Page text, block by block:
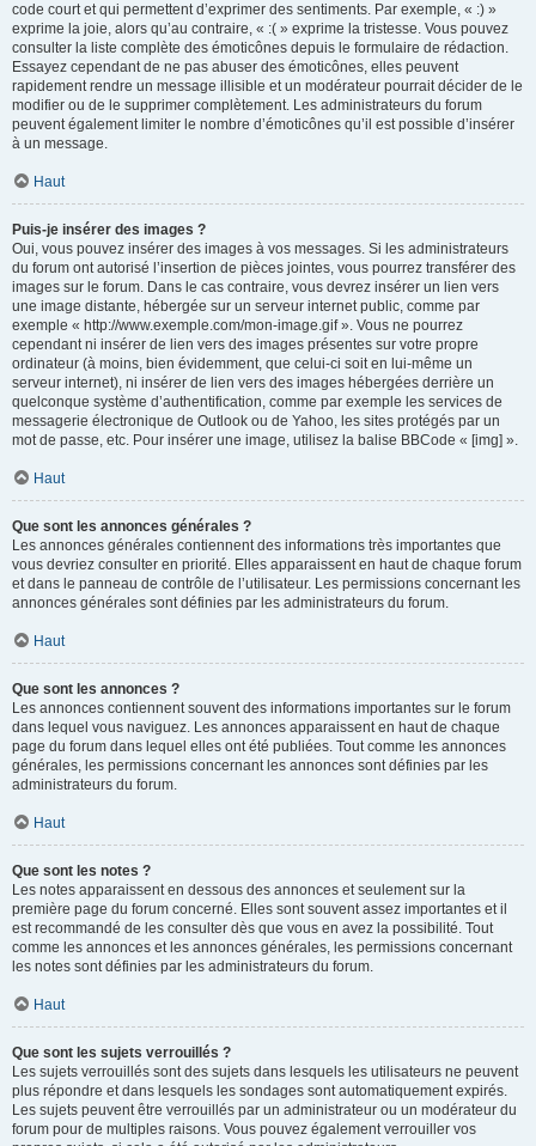
code court et qui permettent d’exprimer des sentiments. Par exemple, « :) »
exprime la joie, alors qu’au contraire, « :( » exprime la tristesse. Vous pouvez
consulter la liste complète des émoticônes depuis le formulaire de rédaction.
Essayez cependant de ne pas abuser des émoticônes, elles peuvent
rapidement rendre un message illisible et un modérateur pourrait décider de le
modifier ou de le supprimer complètement. Les administrateurs du forum
peuvent également limiter le nombre d’émoticônes qu’il est possible d’insérer
à un message.
Haut
Puis-je insérer des images ?
Oui, vous pouvez insérer des images à vos messages. Si les administrateurs
du forum ont autorisé l’insertion de pièces jointes, vous pourrez transférer des
images sur le forum. Dans le cas contraire, vous devrez insérer un lien vers
une image distante, hébergée sur un serveur internet public, comme par
exemple « http://www.exemple.com/mon-image.gif ». Vous ne pourrez
cependant ni insérer de lien vers des images présentes sur votre propre
ordinateur (à moins, bien évidemment, que celui-ci soit en lui-même un
serveur internet), ni insérer de lien vers des images hébergées derrière un
quelconque système d’authentification, comme par exemple les services de
messagerie électronique de Outlook ou de Yahoo, les sites protégés par un
mot de passe, etc. Pour insérer une image, utilisez la balise BBCode « [img] ».
Haut
Que sont les annonces générales ?
Les annonces générales contiennent des informations très importantes que
vous devriez consulter en priorité. Elles apparaissent en haut de chaque forum
et dans le panneau de contrôle de l’utilisateur. Les permissions concernant les
annonces générales sont définies par les administrateurs du forum.
Haut
Que sont les annonces ?
Les annonces contiennent souvent des informations importantes sur le forum
dans lequel vous naviguez. Les annonces apparaissent en haut de chaque
page du forum dans lequel elles ont été publiées. Tout comme les annonces
générales, les permissions concernant les annonces sont définies par les
administrateurs du forum.
Haut
Que sont les notes ?
Les notes apparaissent en dessous des annonces et seulement sur la
première page du forum concerné. Elles sont souvent assez importantes et il
est recommandé de les consulter dès que vous en avez la possibilité. Tout
comme les annonces et les annonces générales, les permissions concernant
les notes sont définies par les administrateurs du forum.
Haut
Que sont les sujets verrouillés ?
Les sujets verrouillés sont des sujets dans lesquels les utilisateurs ne peuvent
plus répondre et dans lesquels les sondages sont automatiquement expirés.
Les sujets peuvent être verrouillés par un administrateur ou un modérateur du
forum pour de multiples raisons. Vous pouvez également verrouiller vos